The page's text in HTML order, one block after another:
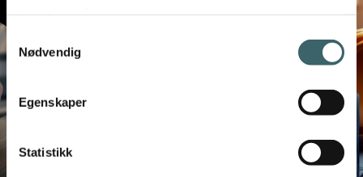
Samtykkevalg
Nødvendig
Egenskaper
Statistikk
Byggebørs 2026